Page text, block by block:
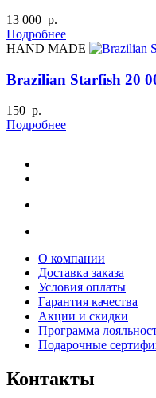
13 000 р.
Подробнее
HAND MADE
Brazilian Starfish 20
150 р.
Подробнее
О компании
Доставка заказа
Условия оплаты
Гарантия качества
Акции и скидки
Программа
Подарочные
Контакты